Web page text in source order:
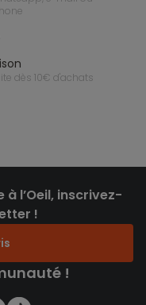
dès 10€ d'achats
l’Oeil, inscrivez-
!
!